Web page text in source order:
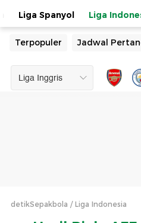
Liga Spanyol Liga
Terpopuler Jadwal
detikSepakbola Liga Indonesia